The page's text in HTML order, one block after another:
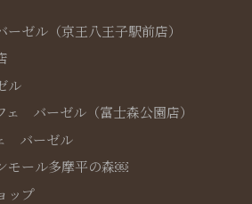
ーゼル（京王八王子駅前店）
ル
ェ バーゼル（富士森公園店）
バーゼル
モール多摩平の森￼
ップ